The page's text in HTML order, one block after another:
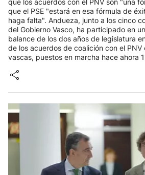
que los acuerdos con el PNV son "una
que el PSE "estará en esa fórmula de
haga falta". Andueza, junto a los cinco
del Gobierno Vasco, ha participado en
balance de los dos años de legislatura
de los acuerdos de coalición con el PNV
vascas, puestos en marcha hace ahora